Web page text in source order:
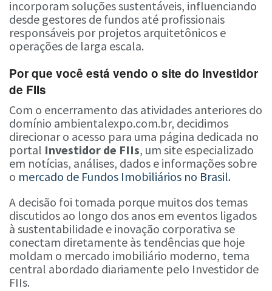
incorporam soluções sustentáveis, influenciando
desde gestores de fundos até profissionais
responsáveis por projetos arquitetônicos e
operações de larga escala.
Por que você está vendo o site do Investidor
de FIIs
Com o encerramento das atividades anteriores do
domínio ambientalexpo.com.br, decidimos
direcionar o acesso para uma página dedicada no
portal Investidor de FIIs, um site especializado
em notícias, análises, dados e informações sobre
o mercado de Fundos Imobiliários no Brasil.
A decisão foi tomada porque muitos dos temas
discutidos ao longo dos anos em eventos ligados
à sustentabilidade e inovação corporativa se
conectam diretamente às tendências que hoje
moldam o mercado imobiliário moderno, tema
central abordado diariamente pelo Investidor de
FIIs.